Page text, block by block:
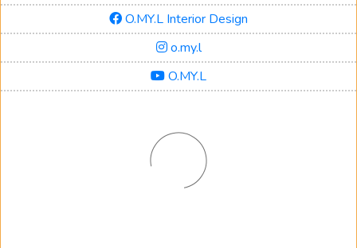
O.MY.L Interior Design
o.my.l
O.MY.L